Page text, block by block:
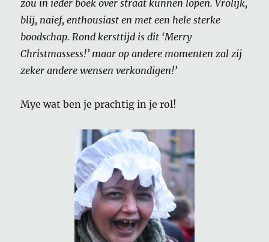
zou in ieder boek over straat kunnen lopen. Vrolijk,
blij, naief, enthousiast en met een hele sterke
boodschap. Rond kersttijd is dit ‘Merry
Christmassess!’ maar op andere momenten zal zij
zeker andere wensen verkondigen!’
Mye wat ben je prachtig in je rol!